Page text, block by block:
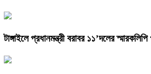
টাঙ্গাইলে প্রধানমন্ত্রী বরাবর ১১’দলের